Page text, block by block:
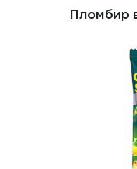
Пломбир